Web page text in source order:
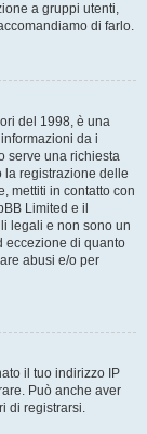
a gruppi utenti,
di farlo.
del 1998, è una
da i
serve una richiesta
la registrazione delle
mettiti in contatto con
Limited e il
legali e non sono un
eccezione di quanto
abusi e/o per
il tuo indirizzo IP
Può anche aver
di registrarsi.